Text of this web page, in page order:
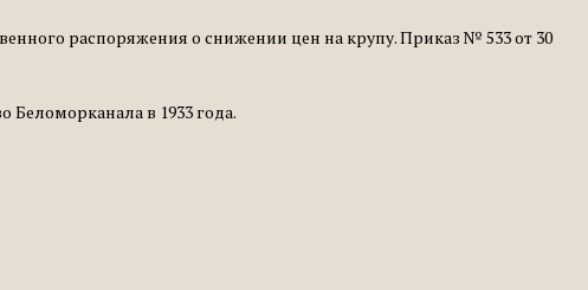
распоряжения о снижении цен на крупу. Приказ № 533 от 30
Беломорканала в 1933 года.